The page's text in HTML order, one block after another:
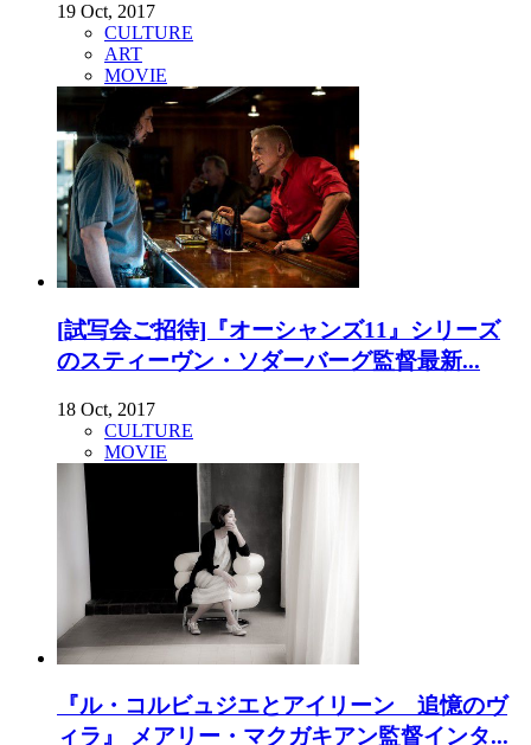
19 Oct, 2017
CULTURE
ART
MOVIE
[試写会ご招待]『オーシャンズ11』シリーズ
のスティーヴン・ソダーバーグ監督最新...
18 Oct, 2017
CULTURE
MOVIE
『ル・コルビュジエとアイリーン 追憶のヴ
ィラ』 メアリー・マクガキアン監督インタ...